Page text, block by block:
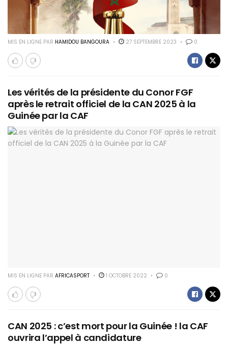
MIS EN LIGNE PAR HAMIDOU BANGOURA 27 SEPTEMBRE 2023 0
Les vérités de la présidente du Conor FGF
après le retrait officiel de la CAN 2025 à la
Guinée par la CAF
MIS EN LIGNE PAR AFRICASPORT 1 OCTOBRE 2022 0
CAN 2025 : c’est mort pour la Guinée ! la CAF
ouvrira l’appel à candidature